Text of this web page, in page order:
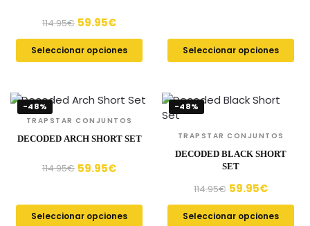
114.95€ 59.95€
Seleccionar opciones Seleccionar opciones
-48%
TRAPSTAR CONJUNTOS
DECODED ARCH SHORT SET
114.95€ 59.95€
Seleccionar opciones
-48%
TRAPSTAR CONJUNTOS
DECODED BLACK SHORT
SET
114.95€ 59.95€
Seleccionar opciones